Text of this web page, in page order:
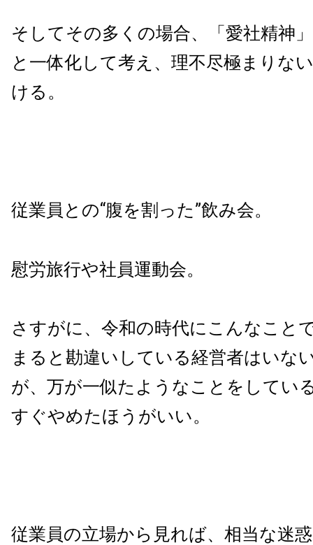
そしてその多くの場合、「愛社精神
と一体化して考え、理不尽極まりな
ける。
従業員との“腹を割った”飲み会。
慰労旅行や社員運動会。
さすがに、令和の時代にこんなこと
まると勘違いしている経営者はいな
が、万が一似たようなことをしてい
すぐやめたほうがいい。
従業員の立場から見れば、相当な迷